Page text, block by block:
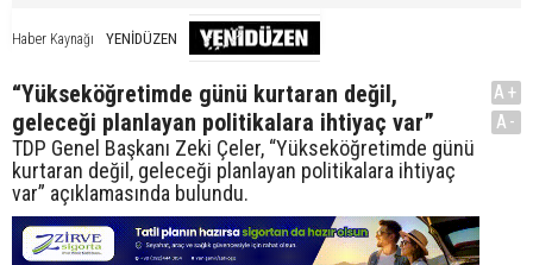
Haber Kaynağı YENİDÜZEN
“Yükseköğretimde günü kurtaran değil,
geleceği planlayan politikalara ihtiyaç var”
TDP Genel Başkanı Zeki Çeler, “Yükseköğretimde günü
kurtaran değil, geleceği planlayan politikalara ihtiyaç
var” açıklamasında bulundu.
A+
A-